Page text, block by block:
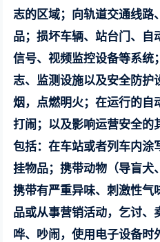
志的区域；向轨道交通线路
品；损坏车辆、站台门、自
信号、视频监控设备等系统
志、监测设施以及安全防护
烟，点燃明火；在运行的自
打闹；以及影响运营安全的
包括：在车站或者列车内涂
挂物品；携带动物（导盲犬
携带有严重异味、刺激性气
品或从事营销活动，乞讨、
哗、吵闹，使用电子设备时